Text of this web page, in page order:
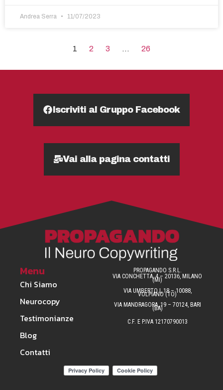
Andrea Serra 11/07/2023
1 2 3 … 26
Iscriviti al Gruppo Facebook
Vai alla pagina contatti
Menu
Chi Siamo
Neurocopy
Testimonianze
Blog
Contatti
PROPAGANDO S.R.L.
VIA CONCHETTA, 4 – 20136, MILANO
(MI)
VIA UMBERTO I, 18 – 10088,
VOLPIANO (TO)
VIA MANDRAGORA, 19 – 70124, BARI
(BA)
C.F. E P.IVA 12170790013